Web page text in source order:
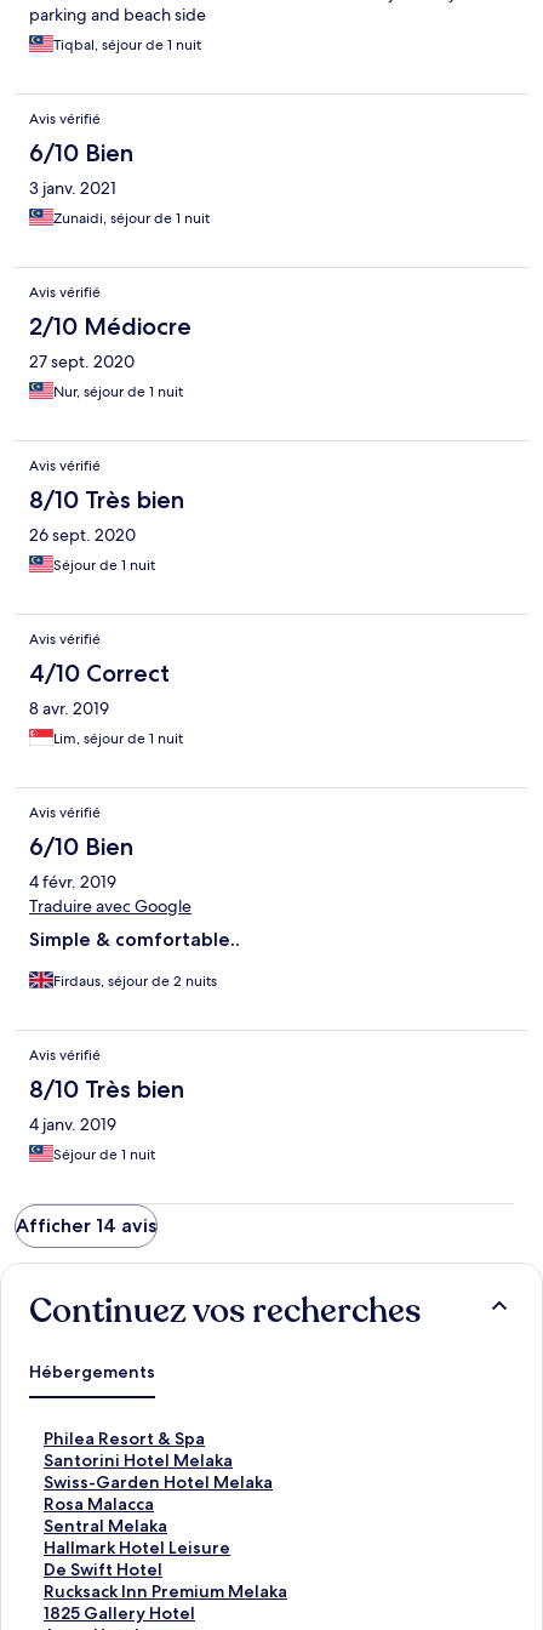
parking and beach side
Tiqbal, séjour de 1 nuit
Avis vérifié
6/10 Bien
3 janv. 2021
Zunaidi, séjour de 1 nuit
Avis vérifié
2/10 Médiocre
27 sept. 2020
Nur, séjour de 1 nuit
Avis vérifié
8/10 Très bien
26 sept. 2020
Séjour de 1 nuit
Avis vérifié
4/10 Correct
8 avr. 2019
Lim, séjour de 1 nuit
Avis vérifié
6/10 Bien
4 févr. 2019
Traduire avec Google
Simple & comfortable..
Firdaus, séjour de 2 nuits
Avis vérifié
8/10 Très bien
4 janv. 2019
Séjour de 1 nuit
Afficher 14 avis
Continuez vos recherches
Hébergements
Philea Resort & Spa
L
i
e
n
o
u
v
r
a
Santorini Hotel Melaka
L
i
e
n
o
u
v
r
Swiss-Garden Hotel Melaka
L
i
e
n
o
u
v
Rosa Malacca
L
i
e
n
o
u
Sentral Melaka
L
i
e
n
o
Hallmark Hotel Leisure
L
i
e
n
De Swift Hotel
L
i
e
Rucksack Inn Premium Melaka
L
i1825 Gallery Hotel
L